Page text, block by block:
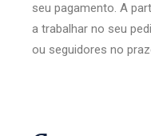
seu pagamento. A
a trabalhar no seu
ou seguidores no